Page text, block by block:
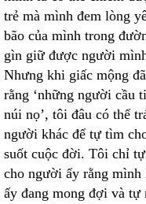
trẻ mà mình đem lòng
bão của mình trong
gìn giữ được người
Nhưng khi giấc mộng
rằng ‘những người cầu
núi nọ’, tôi đâu có thể
người khác để tự tìm
suốt cuộc đời. Tôi chỉ
cho người ấy rằng
ấy đang mong đợi và